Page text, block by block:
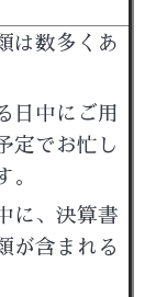
は数多くあ
日中にご用
定でお忙し
。
に、決算書
が含まれる